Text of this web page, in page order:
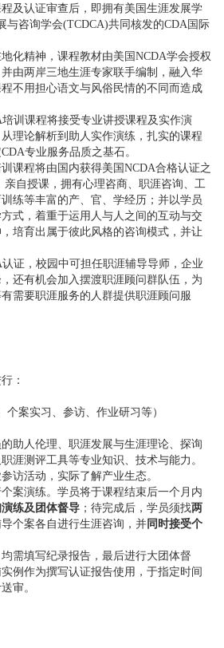
及认证审查后，即拥有美国生涯发展学
与咨询学会(TCDCA)共同核发的CDA国际
化精神，课程教材由美国NCDA学会授权
由两岸三地生涯专家联手编制，融入华
不用担心语文与风俗民情的不同而造成
培训课程将接受专业讲授课程及实作演
理论解析到助人实作演练，扎实的课程
专业服务品质之基石。
课程将由国内获得美国NCDA合格认证之
亲自授课，拥有心理咨商、职涯咨询、工
练等丰富的产、官、学经历；并以学员
式，着重于运用人与人之间的互动与交
培育出属于彼此风格的咨询模式，并让
证，校园中可担任职涯辅导导师，企业
还有机会加入摆渡职涯顾问群队伍，为
需要职涯服务的人群提供职涯顾问服
：
个案实习、参访、作业研习等）
助人伦理、职涯发展与生涯理论、探询
涯测评工具等专业知识、技术与能力。
访活动，实际了解产业生态。
案演练。学员将于课程结束后一个月内
练及团体督导 ；待完成后，学员须找两
导个案各自进行生涯咨询，并 同时接受个
需填写纪录报告，最后进行大团体督
例作为撰写认证报告使用，于指定时间
审。